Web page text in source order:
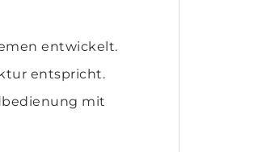
entwickelt.
entspricht.
mit